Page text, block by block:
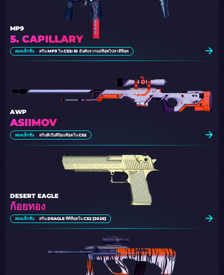
5. CAPILLARY
MP9
คอลเล็กชั่น สกิน MP9 ใน CS2: 10 อันดับจากแย่ที่สุดไปหาดีที่สุด
ASIIMOV
AWP
คอลเล็กชั่น สกินที่เป็นที่นิยมที่สุดใน CS2
ก้อยทอง
DESERT EAGLE
คอลเล็กชั่น สกิน DEAGLE ที่ดีที่สุดใน CS2 [2026]